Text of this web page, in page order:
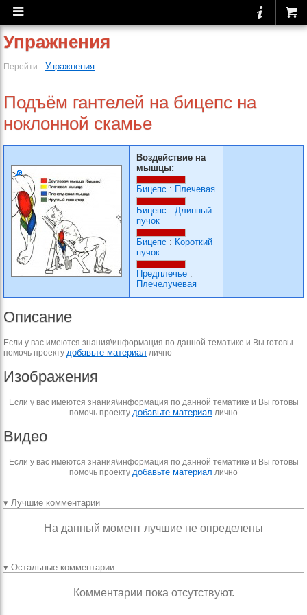
Упражнения
Перейти: Упражнения
Подъём гантелей на бицепс на
ноклонной скамье
Воздействие на
мышцы:
Бицепс : Плечевая
Бицепс : Длинный
пучок
Бицепс : Короткий
пучок
Предплечье :
Плечелучевая
Описание
Если у вас имеются знания\информация по данной тематике и Вы готовы
помочь проекту добавьте материал лично
Изображения
Если у вас имеются знания\информация по данной тематике и Вы готовы
помочь проекту добавьте материал лично
Видео
Если у вас имеются знания\информация по данной тематике и Вы готовы
помочь проекту добавьте материал лично
▾ Лучшие комментарии
На данный момент лучшие не определены
▾ Остальные комментарии
Комментарии пока отсутствуют.